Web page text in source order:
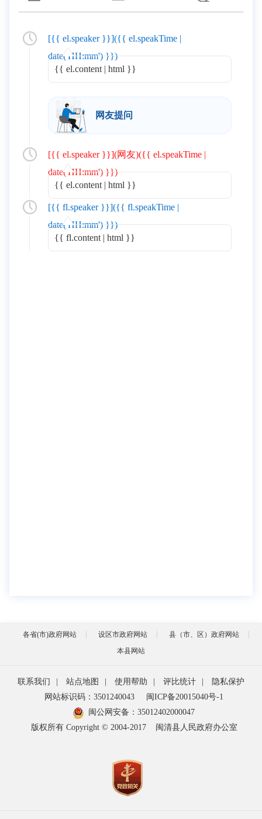
[{{ el.speaker }}]({{ el.speakTime |
date('HH:mm') }})
{{ el.content | html }}
网友提问
[{{ el.speaker }}](网友)({{ el.speakTime |
date('HH:mm') }})
{{ el.content | html }}
[{{ fl.speaker }}]({{ fl.speakTime |
date('HH:mm') }})
{{ fl.content | html }}
各省(市)政府网站 设区市政府网站
县（市、区）政府网站
本县网站
联系我们 站点地图 使用帮助 评比统计
隐私保护
网站标识码：3501240043
闽ICP备20015040号-1
闽公网安备： 35012402000047
版权所有 Copyright © 2004-2017
闽清县人民政府办公室